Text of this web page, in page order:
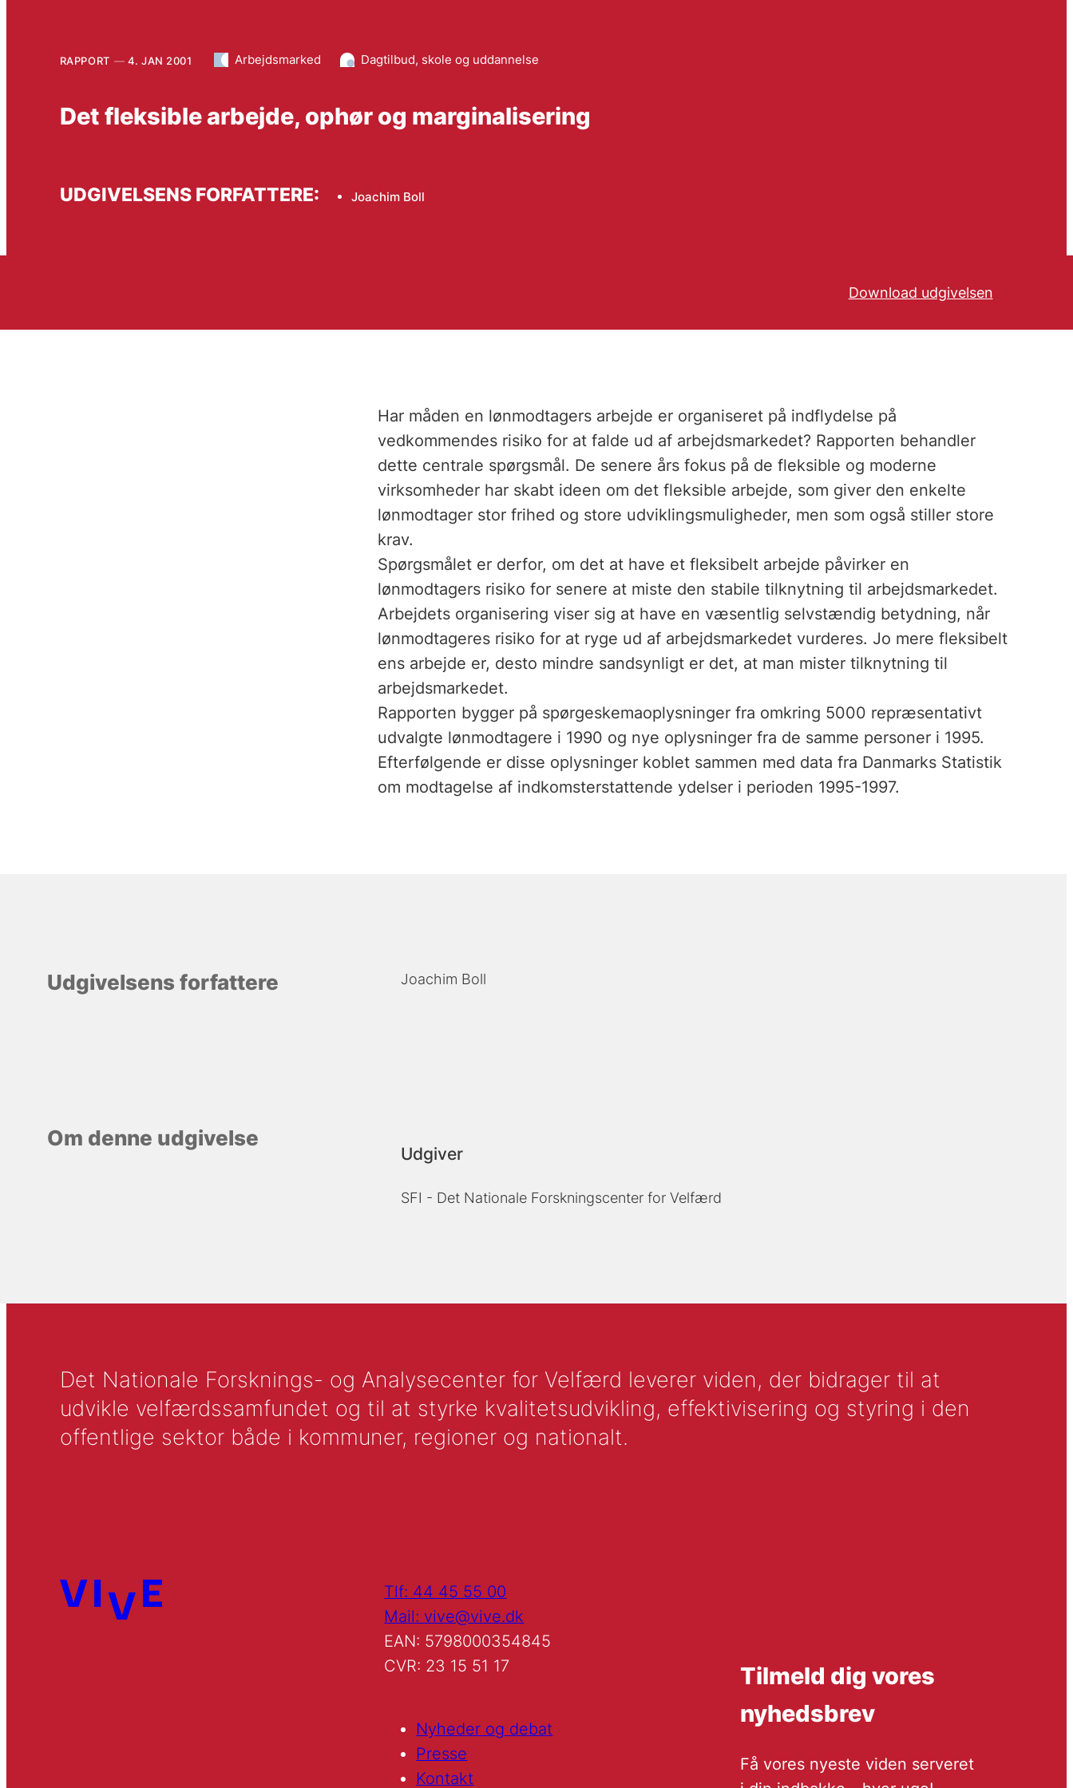
RAPPORT 4. JAN 2001 Arbejdsmarked Dagtilbud, skole og uddannelse
Det fleksible arbejde, ophør og marginalisering
UDGIVELSENS FORFATTERE: Joachim Boll
Download udgivelsen
Har måden en lønmodtagers arbejde er organiseret på indflydelse på
vedkommendes risiko for at falde ud af arbejdsmarkedet? Rapporten behandler
dette centrale spørgsmål. De senere års fokus på de fleksible og moderne
virksomheder har skabt ideen om det fleksible arbejde, som giver den enkelte
lønmodtager stor frihed og store udviklingsmuligheder, men som også stiller store
krav.
Spørgsmålet er derfor, om det at have et fleksibelt arbejde påvirker en
lønmodtagers risiko for senere at miste den stabile tilknytning til arbejdsmarkedet.
Arbejdets organisering viser sig at have en væsentlig selvstændig betydning, når
lønmodtageres risiko for at ryge ud af arbejdsmarkedet vurderes. Jo mere fleksibelt
ens arbejde er, desto mindre sandsynligt er det, at man mister tilknytning til
arbejdsmarkedet.
Rapporten bygger på spørgeskemaoplysninger fra omkring 5000 repræsentativt
udvalgte lønmodtagere i 1990 og nye oplysninger fra de samme personer i 1995.
Efterfølgende er disse oplysninger koblet sammen med data fra Danmarks Statistik
om modtagelse af indkomsterstattende ydelser i perioden 1995-1997.
Udgivelsens forfattere Joachim Boll
Om denne udgivelse
Udgiver
SFI - Det Nationale Forskningscenter for Velfærd
Det Nationale Forsknings- og Analysecenter for Velfærd leverer viden, der bidrager til at
udvikle velfærdssamfundet og til at styrke kvalitetsudvikling, effektivisering og styring i den
offentlige sektor både i kommuner, regioner og nationalt.
Tlf: 44 45 55 00
Mail: vive@vive.dk
EAN: 5798000354845
CVR: 23 15 51 17
Nyheder og debat
Presse
Kontakt
Tilmeld dig vores
nyhedsbrev
Få vores nyeste viden serveret